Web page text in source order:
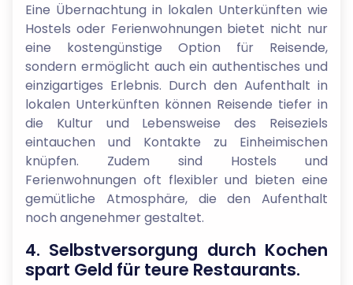
Eine Übernachtung in lokalen Unterkünften wie
Hostels oder Ferienwohnungen bietet nicht nur
eine kostengünstige Option für Reisende,
sondern ermöglicht auch ein authentisches und
einzigartiges Erlebnis. Durch den Aufenthalt in
lokalen Unterkünften können Reisende tiefer in
die Kultur und Lebensweise des Reiseziels
eintauchen und Kontakte zu Einheimischen
knüpfen. Zudem sind Hostels und
Ferienwohnungen oft flexibler und bieten eine
gemütliche Atmosphäre, die den Aufenthalt
noch angenehmer gestaltet.
4. Selbstversorgung durch Kochen
spart Geld für teure Restaurants.